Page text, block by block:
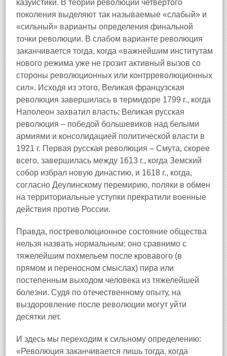
казуистики. В теории революций четвертого
поколения выделяют так называемые «слабый» и
«сильный» варианты определения финальной
точки революции. В слабом варианте революция
заканчивается тогда, когда «важнейшим институтам
нового режима уже не грозит активный вызов со
стороны революционных или контрреволюционных
сил». Исходя из этого, Великая французская
революция завершилась в термидоре 1799 г., когда
Наполеон захватил власть; Великая русская
революция – победой большевиков над белыми
армиями и консолидацией политической власти в
1921 г. Первая русская революция – Смута, скорее
всего, завершилась между 1613 г., когда Земский
собор избрал новую династию, и 1618 г., когда,
согласно Деулинскому перемирию, поляки в обмен
на территориальные уступки прекратили военные
действия против России.
Правда, постреволюционное состояние общества
нельзя назвать нормальным; оно сравнимо с
тяжелейшим похмельем после кровавого (в
прямом и переносном смыслах) пира или
постепенным выходом человека из тяжелейшей
болезни. Судя по отечественному опыту, на
выздоровление после революции могут уйти
десятки лет.
И здесь мы переходим к сильному определению:
«Революция заканчивается лишь тогда, когда